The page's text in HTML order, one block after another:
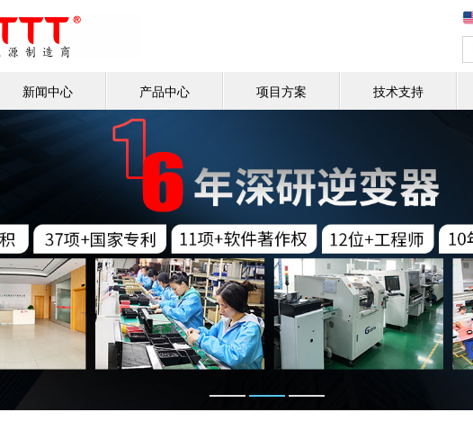
新闻中心 产品中心 项目方案 技术支持